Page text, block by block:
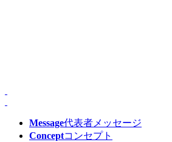
Message代表者メッセージ
Conceptコンセプト